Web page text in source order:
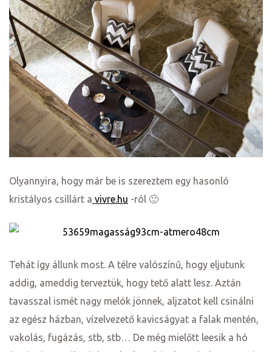
Olyannyira, hogy már be is szereztem egy hasonló
kristályos csillárt a vivre.hu -ról 🙂
Tehát így állunk most. A télre valószínű, hogy eljutunk
addig, ameddig terveztük, hogy tető alatt lesz. Aztán
tavasszal ismét nagy melók jönnek, aljzatot kell csinálni
az egész házban, vízelvezető kavicságyat a falak mentén,
vakolás, fugázás, stb, stb… De még mielőtt leesik a hó